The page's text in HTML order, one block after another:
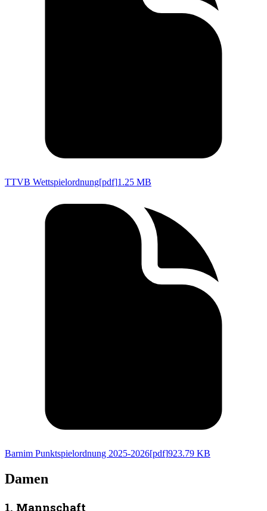
TTVB Wettspielordnung[pdf]1.25 MB
Barnim Punktspielordnung 2025-2026[pdf]923.79 KB
Damen
1. Mannschaft